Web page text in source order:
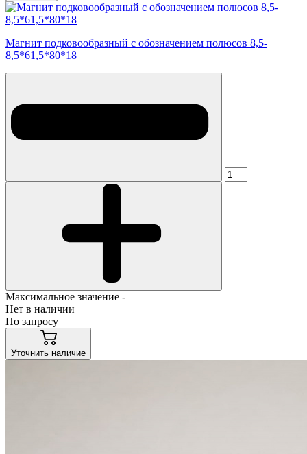
Магнит подковообразный с обозначением полюсов 8,5-
8,5*61,5*80*18
Максимальное значение -
Нет в наличии
По запросу
Уточнить наличие